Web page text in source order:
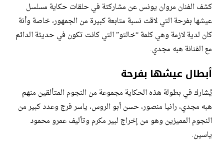
كشف الفنان مروان يونس عن مشاركتة في حلقات حكاية مسلسل
عيشها بفرحة التي لاقت نسبة متابعة كبيرة من الجمهور، خاصة وأنة
كان لدية لازمة وهي كلمة “خالتو” التي كانت تكون في حديثة الدائم
مع الفنانة هبه مجدي.
أبطال عيشها بفرحة
يُشارك في بطولة هذه الحكاية مجموعة من النجوم المتألقين منهم
هبه مجدي، رانيا منصور، حسن أبو الروس، ياسر فرج وعدد كبير من
النجوم المميزين وهو من إخراج لبير مكرم وتأليف عمرو محمود
ياسين.